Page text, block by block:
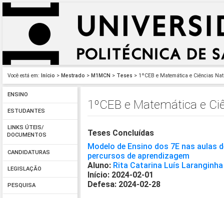
Você está em: Início > Mestrado > M1MCN > Teses > 1ºCEB e Matemática e Ciências
ENSINO
ESTUDANTES
LINKS ÚTEIS/
DOCUMENTOS
CANDIDATURAS
LEGISLAÇÃO
PESQUISA
1ºCEB e Matemática e
Teses Concluídas
Modelo de Ensino dos 7E nas aulas
percursos de aprendizagem
Aluno: Rita Catarina Luís Laranginha
Início: 2024-02-01
Defesa: 2024-02-28